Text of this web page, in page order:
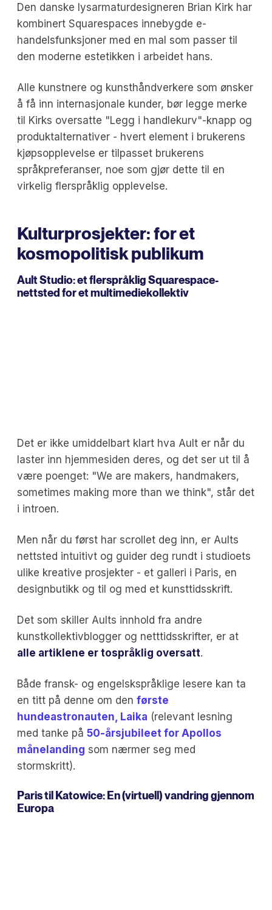
Den danske lysarmaturdesigneren Brian Kirk har
kombinert Squarespaces innebygde e-
handelsfunksjoner med en mal som passer til
den moderne estetikken i arbeidet hans.
Alle kunstnere og kunsthåndverkere som ønsker
å få inn internasjonale kunder, bør legge merke
til Kirks oversatte "Legg i handlekurv"-knapp og
produktalternativer - hvert element i brukerens
kjøpsopplevelse er tilpasset brukerens
språkpreferanser, noe som gjør dette til en
virkelig flerspråklig opplevelse.
Kulturprosjekter: for et
kosmopolitisk publikum
Ault Studio: et flerspråklig Squarespace-
nettsted for et multimediekollektiv
Det er ikke umiddelbart klart hva Ault er når du
laster inn hjemmesiden deres, og det ser ut til å
være poenget: "We are makers, handmakers,
sometimes making more than we think", står det
i introen.
Men når du først har scrollet deg inn, er Aults
nettsted intuitivt og guider deg rundt i studioets
ulike kreative prosjekter - et galleri i Paris, en
designbutikk og til og med et kunsttidsskrift.
Det som skiller Aults innhold fra andre
kunstkollektivblogger og netttidsskrifter, er at
alle artiklene er tospråklig oversatt.
Både fransk- og engelskspråklige lesere kan ta
en titt på denne om den første
hundeastronauten, Laika (relevant lesning
med tanke på 50-årsjubileet for Apollos
månelanding som nærmer seg med
stormskritt).
Paris til Katowice: En (virtuell) vandring gjennom
Europa